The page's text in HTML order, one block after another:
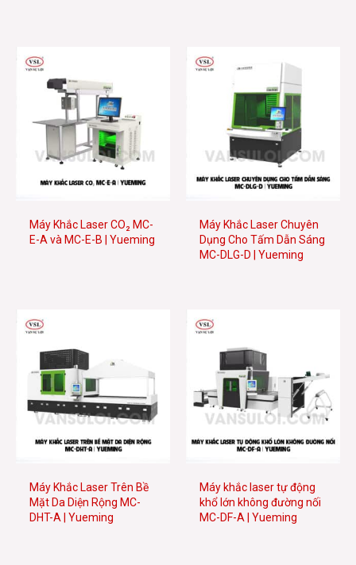
Máy Khắc Laser CO₂ MC-
E-A và MC-E-B | Yueming
Máy Khắc Laser Chuyên
Dụng Cho Tấm Dẫn Sáng
MC-DLG-D | Yueming
Máy Khắc Laser Trên Bề
Mặt Da Diện Rộng MC-
DHT-A | Yueming
Máy khắc laser tự động
khổ lớn không đường nối
MC-DF-A | Yueming